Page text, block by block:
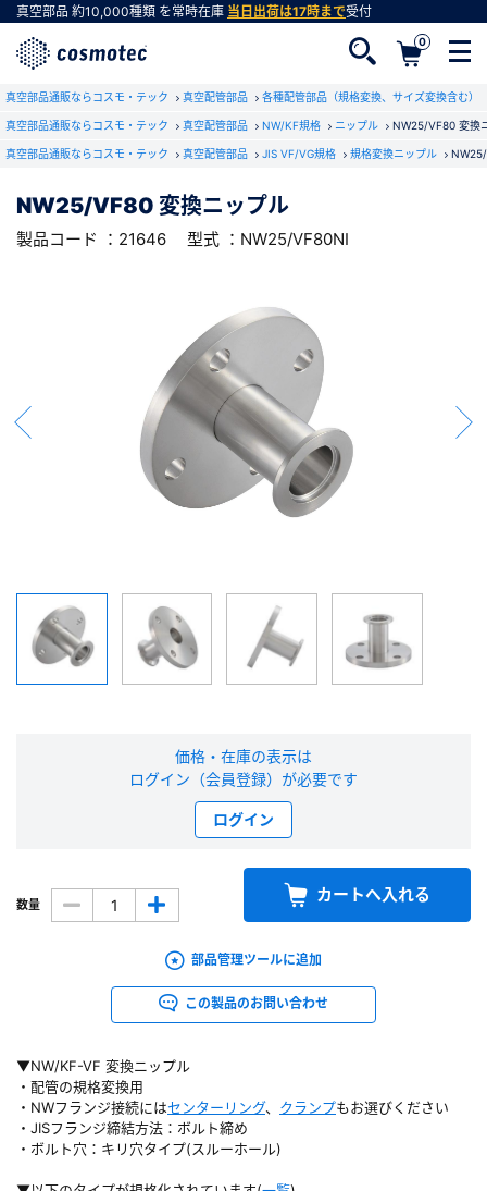
真空部品 約10,000種類 を常時在庫 当日出荷は17時まで受付
0
真空部品通販ならコスモ・テック 真空配管部品 各種配管部品（規格変換、サイズ変換含む）
真空部品通販ならコスモ・テック 真空配管部品 NW/KF規格 ニップル NW25/VF80 変換
真空部品通販ならコスモ・テック 真空配管部品 JIS VF/VG規格 規格変換ニップル
NW25/VF80 変換ニップル
製品コード ：21646 型式 ：NW25/VF80NI
▼NW/KF-VF 変換ニップル
・配管の規格変換用
・NWフランジ接続にはセンターリング、 クランプもお選びください
・JISフランジ締結方法：ボルト締め
・ボルト穴：キリ穴タイプ(スルーホール)
価格・在庫の表示は
ログイン（会員登録）が必要です
ログイン
数量 カートへ入れる
部品管理ツールに追加
この製品のお問い合わせ
RoHS2適合報告書のダウンロード
下記製品のRoHS2適合報告書のダウンロードをします。
型式 ：NW25/VF80NI 製品コード ：21646
ダウンロードする
会員登録がお済みでない方
会員登録をすれば、便利な機能がご利用いただけ
ます。
があります。また当社の判断によりお断りする場合があります。
会員の方はこちら
※パスワードをお忘れの方は、 パスワード再発行ページへ